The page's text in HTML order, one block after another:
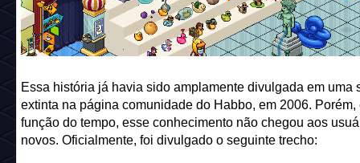
Essa história já havia sido amplamente divulgada em uma
extinta na página comunidade do Habbo, em 2006. Porém,
função do tempo, esse conhecimento não chegou aos
novos. Oficialmente, foi divulgado o seguinte trecho: